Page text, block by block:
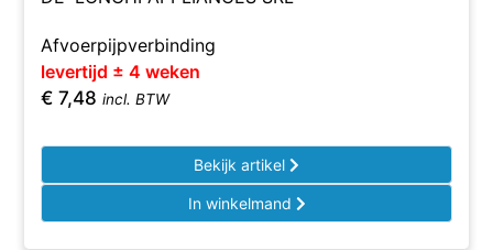
Afvoerpijpverbinding
levertijd ± 4 weken
€ 7,48 incl. BTW
Bekijk artikel
In winkelmand